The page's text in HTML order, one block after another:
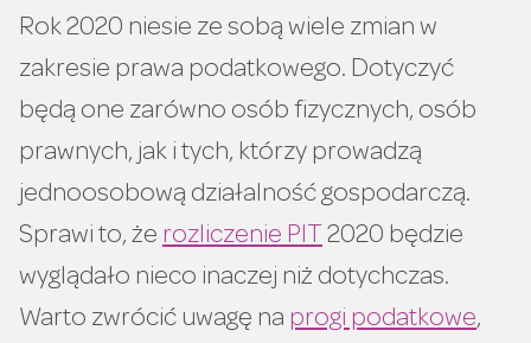
Zmiany w zeznaniach za 2019 r.
Większe korzyści przy transakcjach
Inaczej przy pobieraniu zaliczki na
podatek dochodowy
Składki ZUS dla przedsiębiorców
Rok 2020 niesie ze sobą wiele zmian w
zakresie prawa podatkowego. Dotyczyć
będą one zarówno osób fizycznych, osób
prawnych, jak i tych, którzy prowadzą
jednoosobową działalność gospodarczą.
Sprawi to, że rozliczenie PIT 2020 będzie
wyglądało nieco inaczej niż dotychczas.
Warto zwrócić uwagę na progi podatkowe,